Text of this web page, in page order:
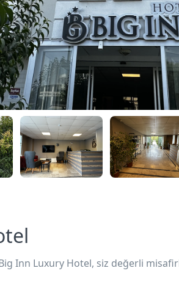
Inn Luxury Hotel, siz değerli